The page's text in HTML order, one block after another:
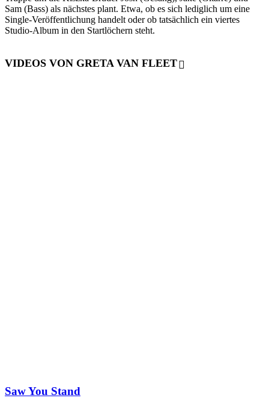
Sam (Bass) als nächstes plant. Etwa, ob es sich lediglich um eine
Single-Veröffentlichung handelt oder ob tatsächlich ein viertes
Studio-Album in den Startlöchern steht.
VIDEOS VON GRETA VAN FLEET
Saw You Stand